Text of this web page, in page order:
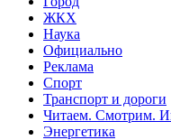
ЖКХ
Наука
Официально
Реклама
Спорт
Транспорт и дороги
Читаем. Смотрим.
Энергетика